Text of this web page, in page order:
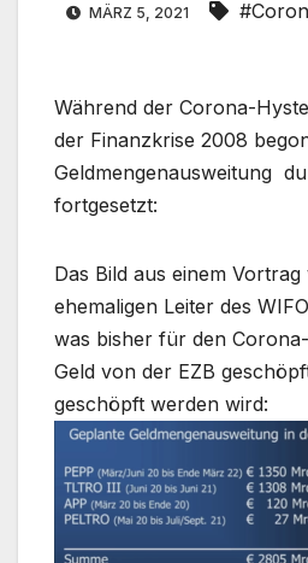
MÄRZ 5, 2021
Während der Corona-
der Finanzkrise 2008
Geldmengenausweitung
fortgesetzt:
Das Bild aus einem
ehemaligen Leiter des
was bisher für den
Geld von der EZB
geschöpft werden wird: